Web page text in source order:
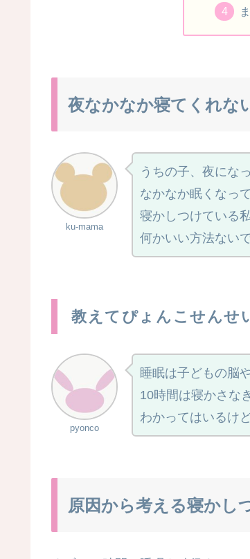
夜なかなか寝てくれな
ku-mama
うちの子、夜にな
なかなか眠くなっ
寝かしつけている
何かいい方法ない
教えてぴょんこせんせ
pyonco
睡眠は子どもの脳
10時間は寝かさな
わかってはいるけ
原因から考える寝かし